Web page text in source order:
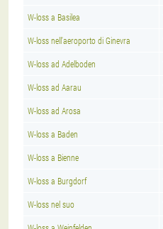
W-loss a Basilea
W-loss nell'aeroporto di Ginevra
W-loss ad Adelboden
W-loss ad Aarau
W-loss ad Arosa
W-loss a Baden
W-loss a Bienne
W-loss a Burgdorf
W-loss nel suo